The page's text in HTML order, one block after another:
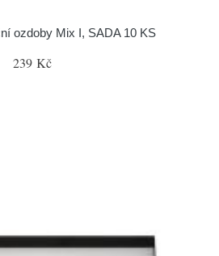
ozdoby Mix I, SADA 10 KS
239 Kč